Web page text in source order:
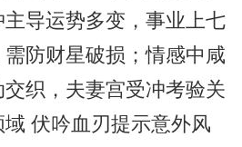
主导运势多变，事业上七
防财星破损；情感中咸
织，夫妻宫受冲考验关
伏吟血刃提示意外风